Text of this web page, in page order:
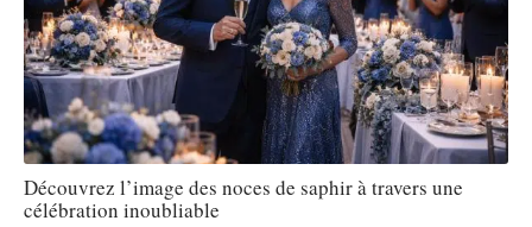
Découvrez l’image des noces de saphir à travers une
célébration inoubliable